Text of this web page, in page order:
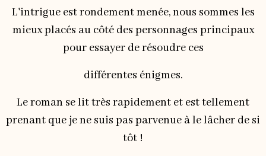
L'intrigue est rondement menée, nous sommes les
mieux placés au côté des personnages principaux
pour essayer de résoudre ces
différentes énigmes.
Le roman se lit très rapidement et est tellement
prenant que je ne suis pas parvenue à le lâcher de si
tôt !